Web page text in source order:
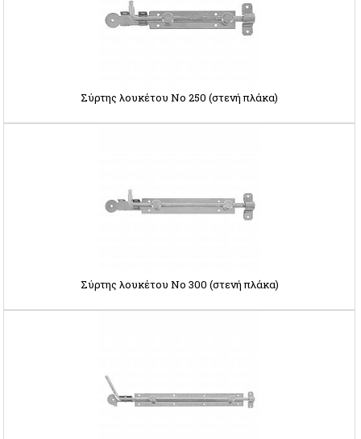
Σύρτης λουκέτου Νο 250 (στενή πλάκα)
Σύρτης λουκέτου Νο 300 (στενή πλάκα)